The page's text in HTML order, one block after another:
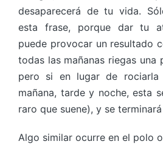
desaparecerá de tu vida.
esta frase, porque dar tu
puede provocar un resultado
todas las mañanas riegas una
pero si en lugar de
mañana, tarde y noche, esta
raro que suene), y se
Algo similar ocurre en el polo